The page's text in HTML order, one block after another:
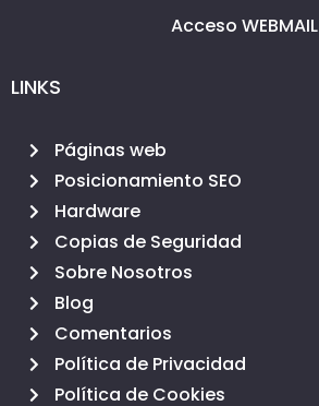
Acceso WEBMAIL
LINKS
Páginas web
Posicionamiento SEO
Hardware
Copias de Seguridad
Sobre Nosotros
Blog
Comentarios
Política de Privacidad
Política de Cookies